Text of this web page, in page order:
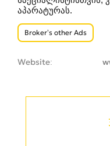
აპარატურას.
Broker’s other Ads
Website